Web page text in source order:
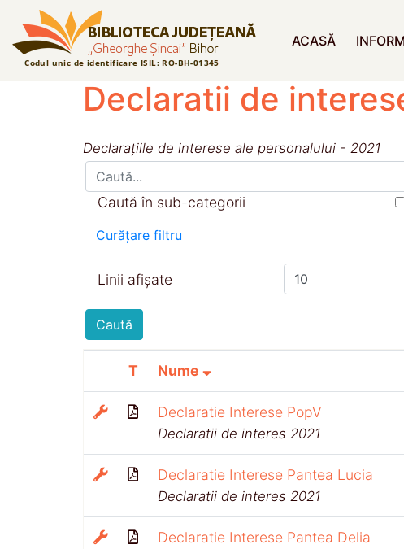
ACASĂ
Declaratii de
Declarațiile de interese ale personalului - 2021
Caută în sub-categorii
Curățare filtru
Linii afișate
Caută
T Nume
Declaratie Interese PopV
Declaratii de interes 2021
Declaratie Interese Pantea Lucia
Declaratii de interes 2021
Declaratie Interese Pantea Delia